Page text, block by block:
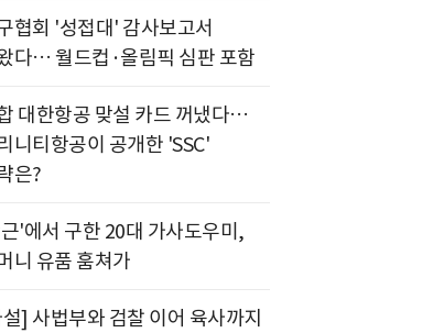
협회 '성접대' 감사보고서
다… 월드컵·올림픽 심판 포함
대한항공 맞설 카드 꺼냈다…
니티항공이 공개한 'SSC'
은?
'에서 구한 20대 가사도우미,
니 유품 훔쳐가
] 사법부와 검찰 이어 육사까지